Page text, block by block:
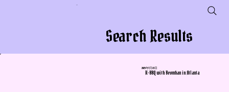
Search Results
K-BBQ with Beomhan in Atlanta
2025年1月23日